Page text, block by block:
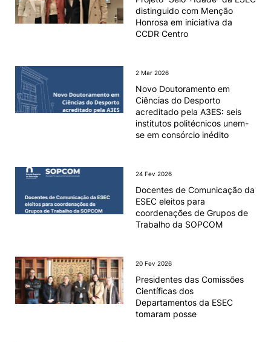
distinguido com Menção
Honrosa em iniciativa da
CCDR Centro
2 Mar 2026
Novo Doutoramento em
Ciências do Desporto
acreditado pela A3ES: seis
institutos politécnicos unem-
se em consórcio inédito
24 Fev 2026
Docentes de Comunicação da
ESEC eleitos para
coordenações de Grupos de
Trabalho da SOPCOM
20 Fev 2026
Presidentes das Comissões
Científicas dos
Departamentos da ESEC
tomaram posse